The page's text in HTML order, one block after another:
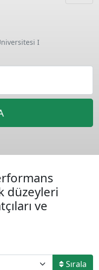
I
düzeyleri
ve
Sırala